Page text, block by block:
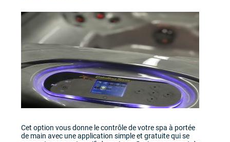
Cet option vous donne le contrôle de votre spa à portée
de main avec une application simple et gratuite qui se